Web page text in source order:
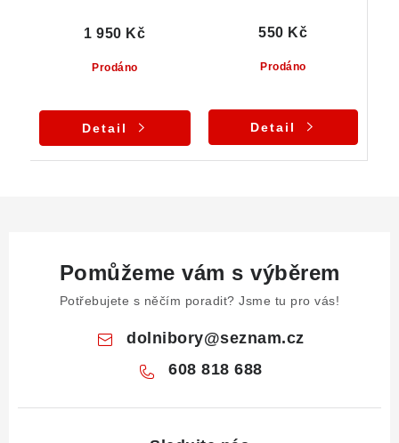
Prodáno
1 950 Kč
Detail
Prodáno
550 Kč
Detail
Pomůžeme vám s výběrem
Potřebujete s něčím poradit? Jsme tu pro vás!
dolnibory@seznam.cz
608 818 688